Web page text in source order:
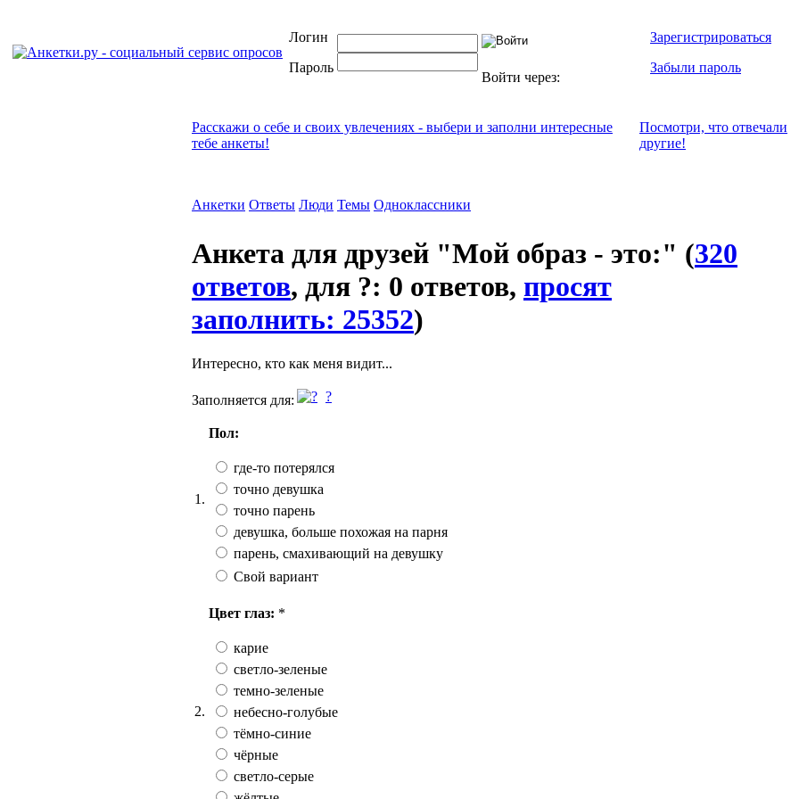
Логин
Пароль
Войти через:
Зарегистрироваться
Забыли пароль
Расскажи о себе и своих увлечениях - выбери и заполни интересные
тебе анкеты!
Посмотри, что отвeчали
другие!
Анкетки Ответы Люди Темы Одноклассники
Анкета для друзей "Мой образ - это:" (320
ответов, для ?: 0 ответов, просят
заполнить: 25352)
Интересно, кто как меня видит...
Заполняется для: ?
1.
Пол:
где-то потерялся
точно девушка
точно парень
девушка, больше похожая на парня
парень, смахивающий на девушку
Свой вариант
2.
Цвет глаз: *
карие
светло-зеленые
темно-зеленые
небесно-голубые
тёмно-синие
чёрные
светло-серые